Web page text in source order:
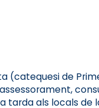
de
tarda als locals